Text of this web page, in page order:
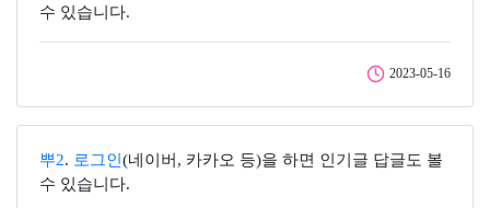
수 있습니다.
2023-05-16
뿌2. 로그인 (네이버, 카카오 등)을 하면 인기글 답글도 볼
수 있습니다.